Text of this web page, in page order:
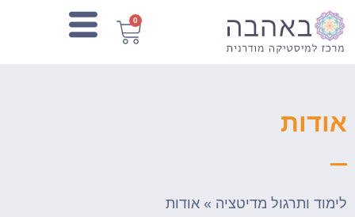
0
אודות
לימוד ותרגול מדיטציה » אודות